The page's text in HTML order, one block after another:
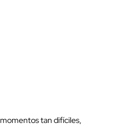
tan difíciles,